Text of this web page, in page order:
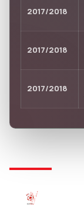
2017/2018
2017/2018
2017/2018